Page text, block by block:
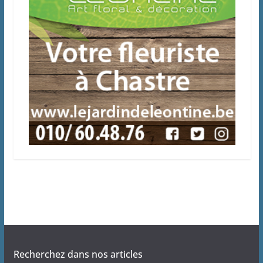
Recherchez dans nos articles